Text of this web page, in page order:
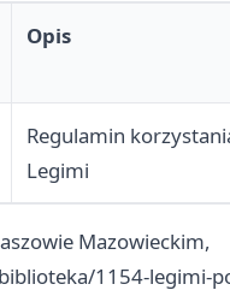
Opis
Regulamin
Legimi
Mazowieckim,
1154-legimi-